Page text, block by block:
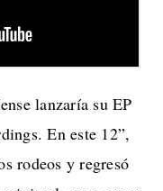
lanzaría su EP
En este 12”,
rodeos y regresó